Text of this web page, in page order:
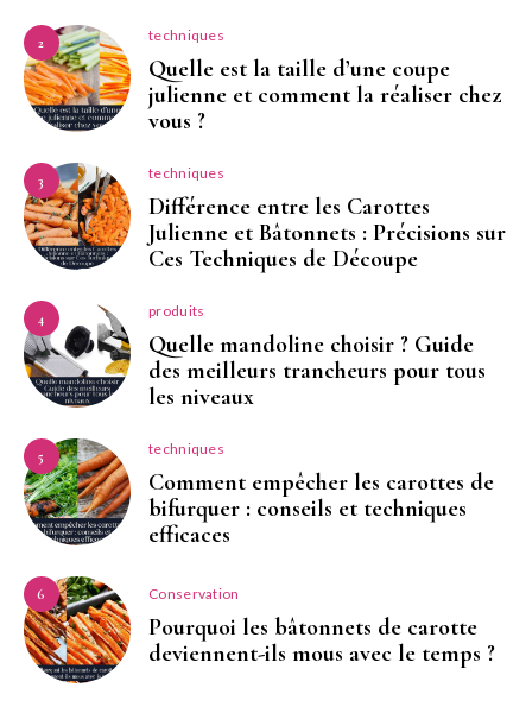
2 techniques
Quelle est la taille d’une coupe
julienne et comment la réaliser chez
vous ?
3 techniques
Différence entre les Carottes
Julienne et Bâtonnets : Précisions sur
Ces Techniques de Découpe
4 produits
Quelle mandoline choisir ? Guide
des meilleurs trancheurs pour tous
les niveaux
5 techniques
Comment empêcher les carottes de
bifurquer : conseils et techniques
efficaces
6 Conservation
Pourquoi les bâtonnets de carotte
deviennent-ils mous avec le temps ?